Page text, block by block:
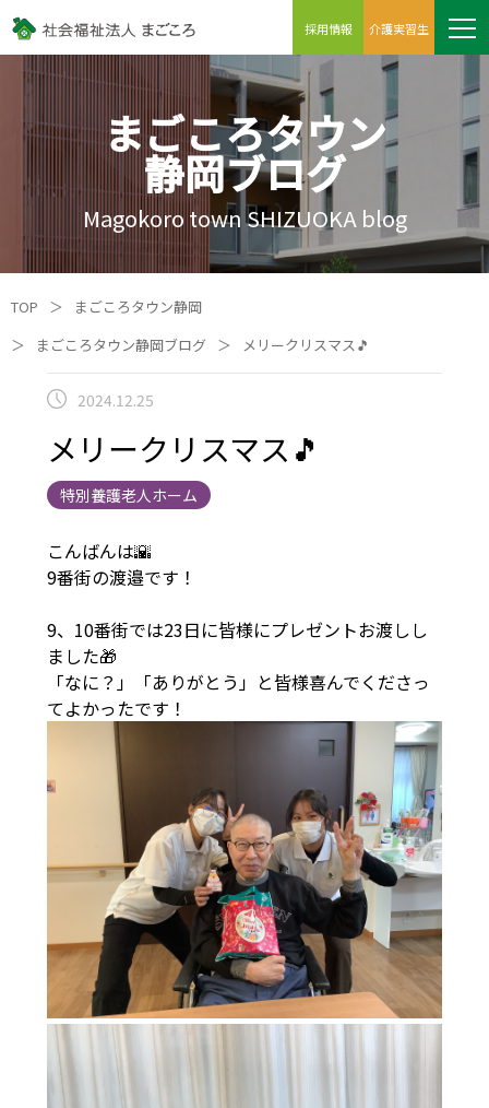
採用情報 介護実習生
まごころタウン
静岡ブログ
Magokoro town SHIZUOKA blog
TOP ＞
まごころタウン静岡
＞
まごころタウン静岡ブログ ＞ メリークリスマス🎵
2024.12.25
メリークリスマス🎵
特別養護老人ホーム
こんばんは🌇
9番街の渡邉です！
9、10番街では23日に皆様にプレゼントお渡しし
ました🎁
「なに？」「ありがとう」と皆様喜んでくださっ
てよかったです！